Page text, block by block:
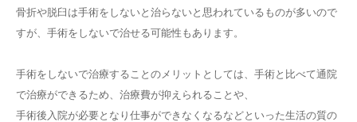
骨折や脱臼は手術をしないと治らないと思われているものが多いので
すが、手術をしないで治せる可能性もあります。
手術をしないで治療することのメリットとしては、手術と比べて通院
で治療ができるため、治療費が抑えられることや、
手術後入院が必要となり仕事ができなくなるなどといった生活の質の